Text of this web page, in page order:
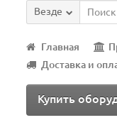
Везде
Главная
Доставка и
Купить